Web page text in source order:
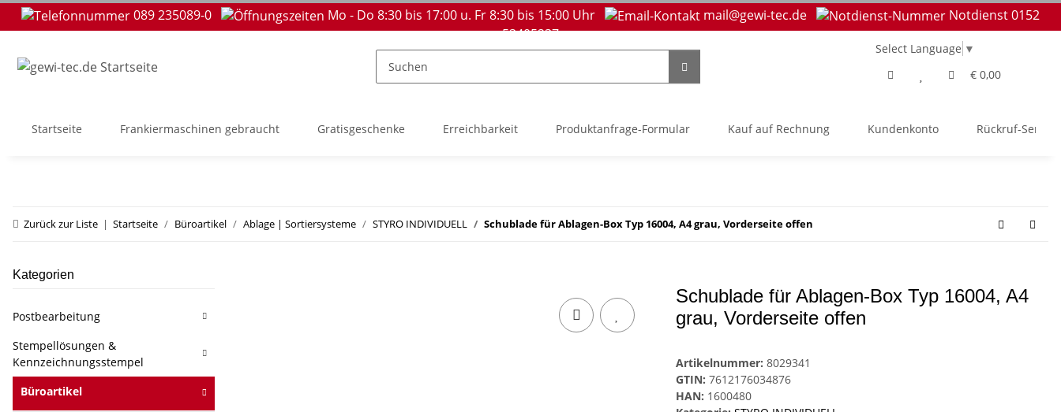
089 235089-0 Mo - Do 8:30 bis 17:00 u. Fr 8:30 bis 15:00 Uhr mail@gewi-tec.de
Notdienst 0152
53405237
Select Language ▼
€ 0,00
Startseite Frankiermaschinen gebraucht Gratisgeschenke Erreichbarkeit Produktanfrage-Formular Kauf auf Rechnung Kundenkonto Rückruf-Service
Zurück zur Liste Startseite Büroartikel Ablage | Sortiersysteme STYRO INDIVIDUELL Schublade für Ablagen-Box Typ 16004, A4 grau, Vorderseite offen
Schublade für Ablagen-Box Typ 16004, A4
grau, Vorderseite offen
Artikelnummer: 8029341
GTIN: 7612176034876
HAN: 1600480
Kategorien
Postbearbeitung
Stempellösungen &
Kennzeichnungsstempel
Büroartikel